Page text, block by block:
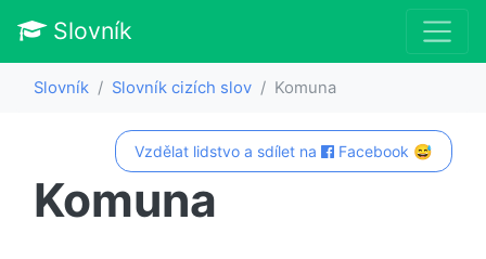
Slovník
Slovník Slovník cizích slov Komuna
Vzdělat lidstvo a sdílet na Facebook 😅
Komuna